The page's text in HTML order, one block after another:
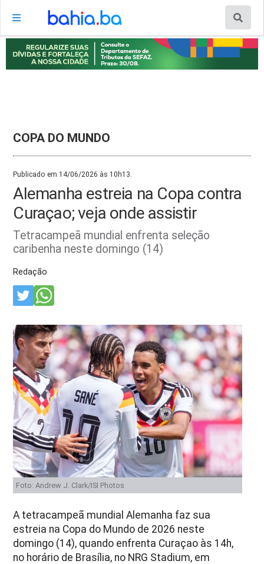
COPA DO MUNDO
Publicado em 14/06/2026 às 10h13.
Alemanha estreia na Copa contra
Curaçao; veja onde assistir
Tetracampeã mundial enfrenta seleção
caribenha neste domingo (14)
Redação
Foto: Andrew J. Clark/ISI Photos
A tetracampeã mundial Alemanha faz sua
estreia na Copa do Mundo de 2026 neste
domingo (14), quando enfrenta Curaçao às 14h,
no horário de Brasília, no NRG Stadium, em